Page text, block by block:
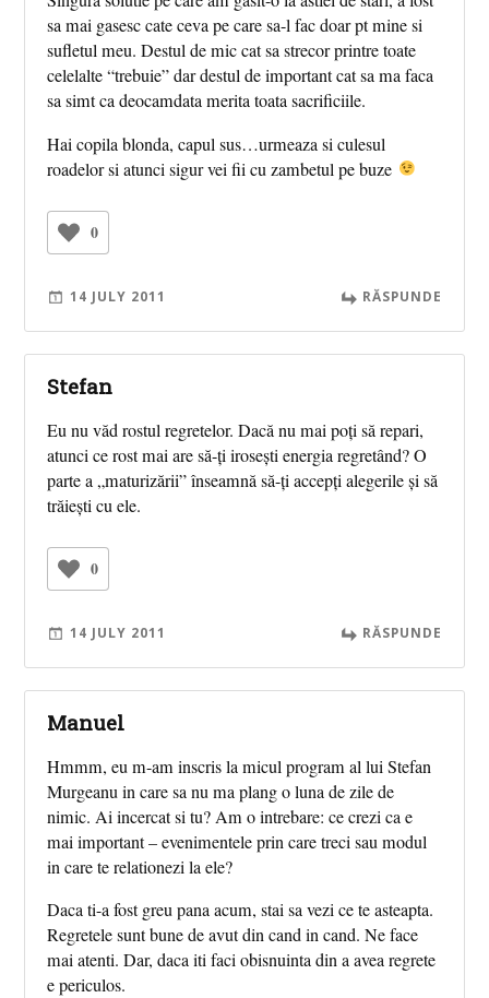
sa mai gasesc cate ceva pe care sa-l fac doar pt mine si
sufletul meu. Destul de mic cat sa strecor printre toate
celelalte “trebuie” dar destul de important cat sa ma faca
sa simt ca deocamdata merita toata sacrificiile.
Hai copila blonda, capul sus…urmeaza si culesul
roadelor si atunci sigur vei fii cu zambetul pe buze
0
14 JULY 2011 RĂSPUNDE
Stefan
Eu nu văd rostul regretelor. Dacă nu mai poți să repari,
atunci ce rost mai are să-ți irosești energia regretând? O
parte a „maturizării” înseamnă să-ți accepți alegerile și să
trăiești cu ele.
0
14 JULY 2011 RĂSPUNDE
Manuel
Hmmm, eu m-am inscris la micul program al lui Stefan
Murgeanu in care sa nu ma plang o luna de zile de
nimic. Ai incercat si tu? Am o intrebare: ce crezi ca e
mai important – evenimentele prin care treci sau modul
in care te relationezi la ele?
Daca ti-a fost greu pana acum, stai sa vezi ce te asteapta.
Regretele sunt bune de avut din cand in cand. Ne face
mai atenti. Dar, daca iti faci obisnuinta din a avea regrete
e periculos.